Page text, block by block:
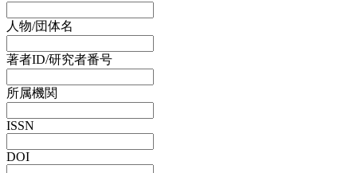
人物/団体名
著者ID/研究者番号
所属機関
ISSN
DOI